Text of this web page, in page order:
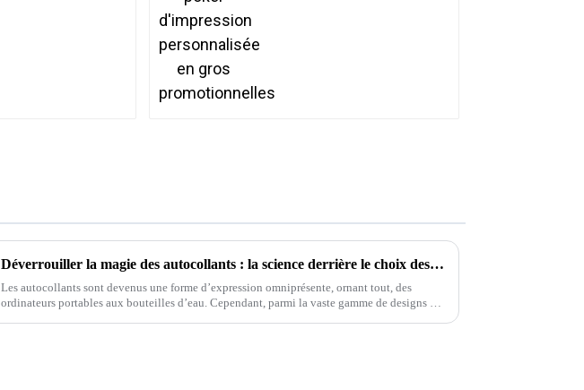
Déverrouiller la magie des autocollants : la science derrière le choix des autocollants
Les autocollants sont devenus une forme d’expression omniprésente, ornant tout, des
ordinateurs portables aux bouteilles d’eau. Cependant, parmi la vaste gamme de designs et